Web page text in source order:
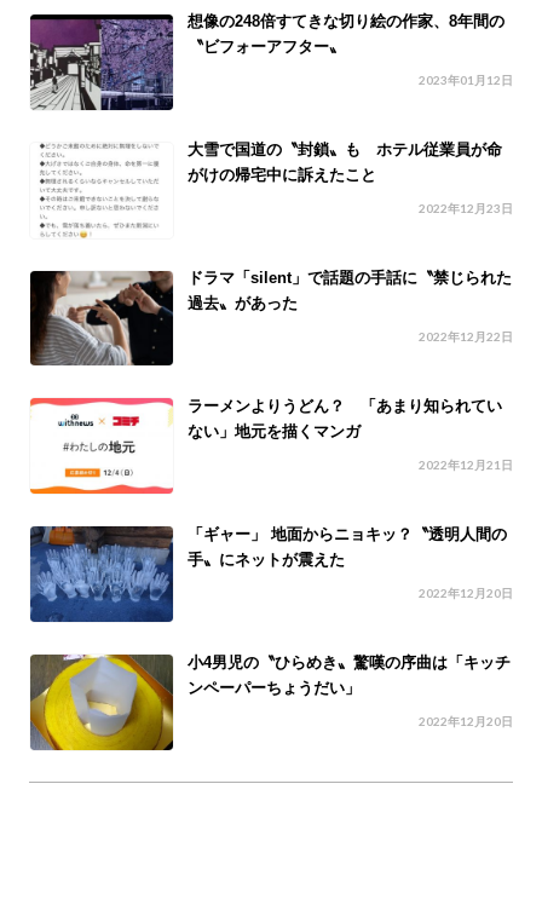
想像の248倍すてきな切り絵の作家、8年間の
〝ビフォーアフター〟
2023年01月12日
大雪で国道の〝封鎖〟も ホテル従業員が命
がけの帰宅中に訴えたこと
2022年12月23日
ドラマ「silent」で話題の手話に〝禁じられた
過去〟があった
2022年12月22日
ラーメンよりうどん？ 「あまり知られてい
ない」地元を描くマンガ
2022年12月21日
「ギャー」 地面からニョキッ？〝透明人間の
手〟にネットが震えた
2022年12月20日
小4男児の〝ひらめき〟驚嘆の序曲は「キッチ
ンペーパーちょうだい」
2022年12月20日